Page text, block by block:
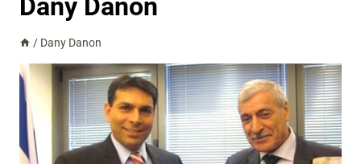
Dany Danon
/ Dany Danon